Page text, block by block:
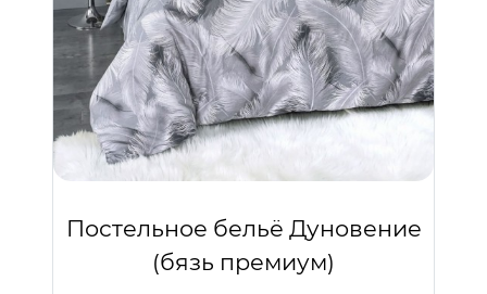
Постельное бельё Дуновение
(бязь премиум)